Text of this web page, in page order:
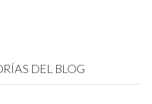
DEL BLOG